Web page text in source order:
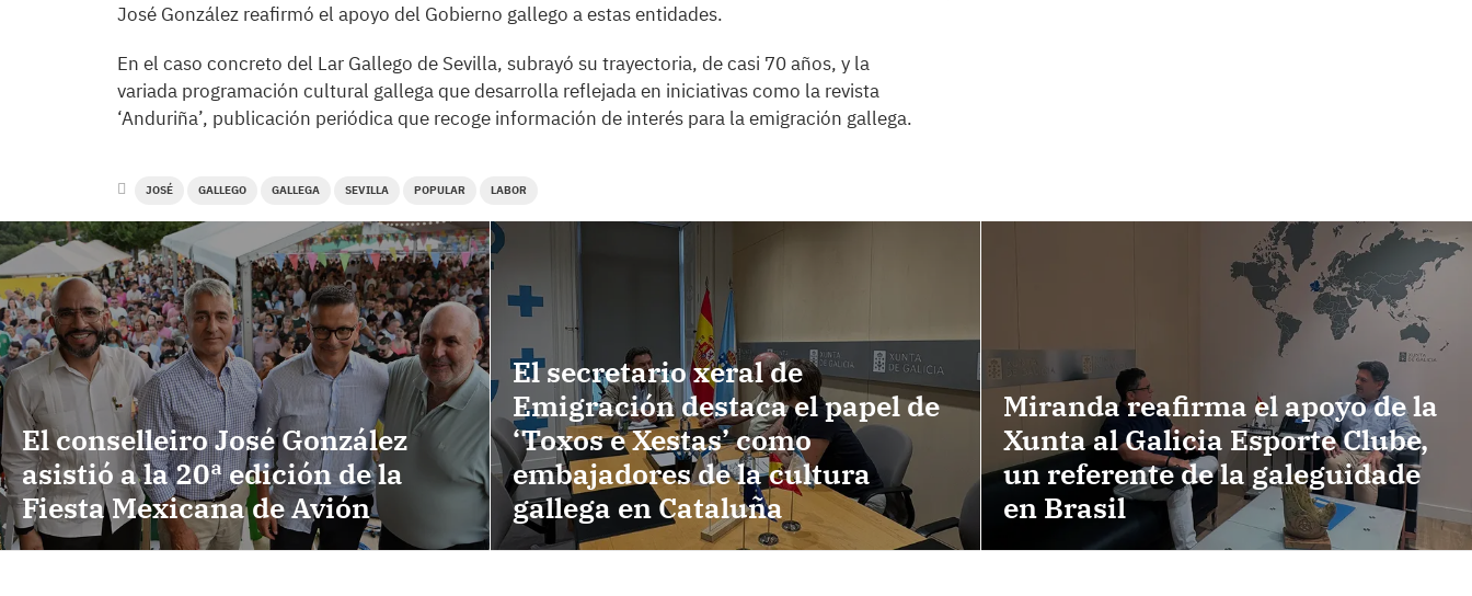
José González reafirmó el apoyo del Gobierno gallego a estas entidades.
En el caso concreto del Lar Gallego de Sevilla, subrayó su trayectoria, de casi 70 años, y la
variada programación cultural gallega que desarrolla reflejada en iniciativas como la revista
‘Anduriña’, publicación periódica que recoge información de interés para la emigración gallega.
JOSÉ GALLEGO GALLEGA SEVILLA POPULAR LABOR
El conselleiro José González
asistió a la 20ª edición de la
Fiesta Mexicana de Avión
El secretario xeral de
Emigración destaca el papel de
‘Toxos e Xestas’ como
embajadores de la cultura
gallega en Cataluña
Miranda reafirma el apoyo de la
Xunta al Galicia Esporte Clube,
un referente de la galeguidade
en Brasil